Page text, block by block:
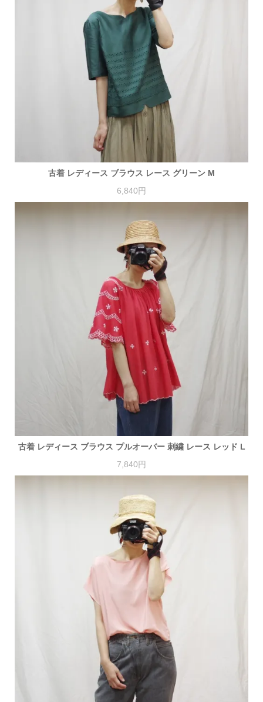
古着 レディース ブラウス レース グリーン M
6,840円
古着 レディース ブラウス プルオーバー 刺繍 レース レッド L
7,840円